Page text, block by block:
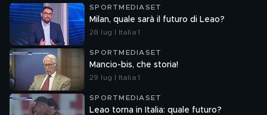
SPORTMEDIASET
Milan, quale sarà il futuro di Leao?
28 lug | Italia 1
SPORTMEDIASET
Mancio-bis, che storia!
29 lug | Italia 1
SPORTMEDIASET
Leao torna in Italia: quale futuro?